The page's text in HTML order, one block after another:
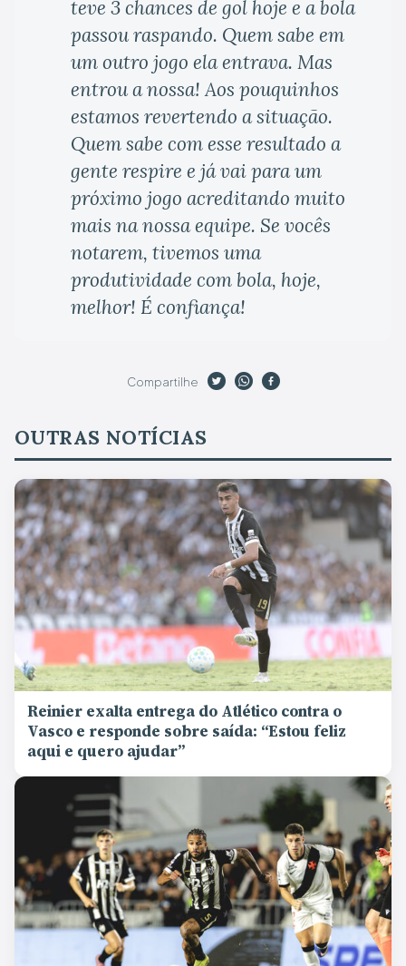
teve 3 chances de gol hoje e a bola
passou raspando. Quem sabe em
um outro jogo ela entrava. Mas
entrou a nossa! Aos pouquinhos
estamos revertendo a situação.
Quem sabe com esse resultado a
gente respire e já vai para um
próximo jogo acreditando muito
mais na nossa equipe. Se vocês
notarem, tivemos uma
produtividade com bola, hoje,
melhor! É confiança!
Compartilhe
OUTRAS NOTÍCIAS
Reinier exalta entrega do Atlético contra o
Vasco e responde sobre saída: “Estou feliz
aqui e quero ajudar”